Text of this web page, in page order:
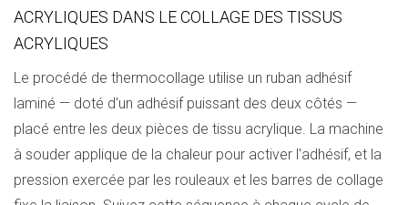
ACRYLIQUES DANS LE COLLAGE DES TISSUS
ACRYLIQUES
Le procédé de thermocollage utilise un ruban adhésif
laminé — doté d'un adhésif puissant des deux côtés —
placé entre les deux pièces de tissu acrylique. La machine
à souder applique de la chaleur pour activer l'adhésif, et la
pression exercée par les rouleaux et les barres de collage